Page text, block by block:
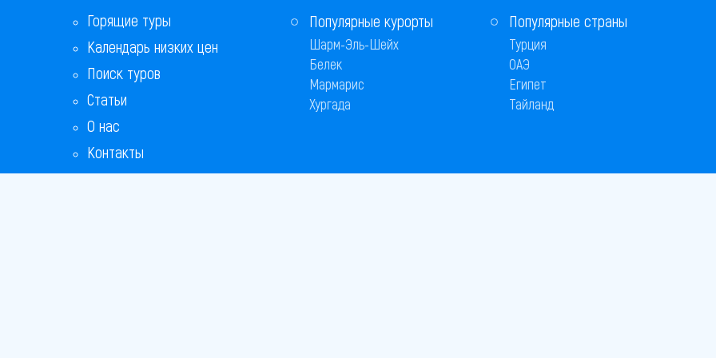
Горящие туры
Календарь низких цен
Поиск туров
Статьи
О нас
Контакты
Популярные курорты
Шарм-Эль-Шейх
Белек
Мармарис
Хургада
Популярные страны
Турция
ОАЭ
Египет
Тайланд